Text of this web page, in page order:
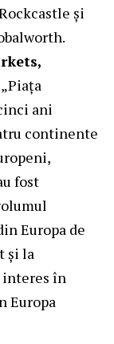
și
„Piața
ani
continente
fost
Europa de
și la
interes în
Europa